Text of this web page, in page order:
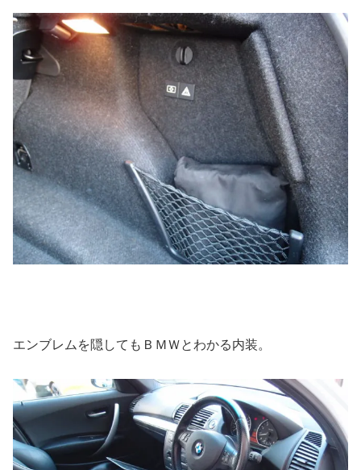
エンブレムを隠してもＢＭＷとわかる内装。